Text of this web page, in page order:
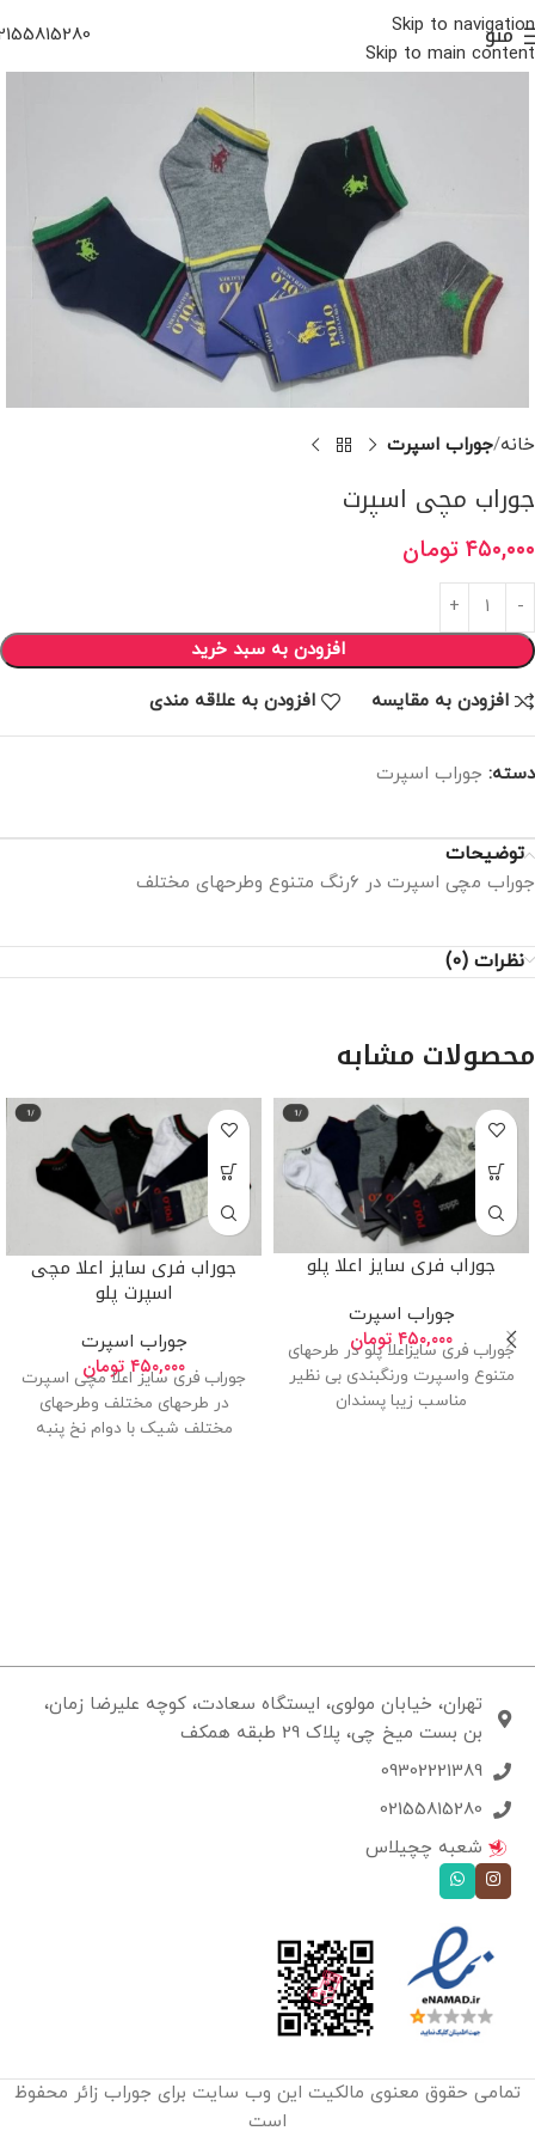
Skip to navigation
Skip to main content
منو
خانه جوراب اسپرت
جوراب مچی اسپرت
۴۵۰,۰۰۰ تومان
افزودن به سبد خرید
افزودن به مقایسه افزودن به علاقه مندی
دسته: جوراب اسپرت
توضیحات
جوراب مچی اسپرت در ۶رنگ متنوع وطرحهای مختلف
نظرات (0)
محصولات مشابه
جوراب فری سایز اعلا پلو
جوراب اسپرت
۴۵۰,۰۰۰ تومان
جوراب فری سایزاعلا پلو در طرحهای
متنوع واسپرت ورنگبندی بی نظیر
مناسب زیبا پسندان
جوراب فری سایز اعلا مچی
اسپرت پلو
جوراب اسپرت
۴۵۰,۰۰۰ تومان
جوراب فری سایز اعلا مچی اسپرت
در طرحهای مختلف وطرحهای
مختلف شیک با دوام نخ پنبه
تهران، خیابان مولوی، ایستگاه سعادت، کوچه علیرضا زمان،
بن بست میخ چی، پلاک 29 طبقه همکف
09302221389
02155815280
شعبه چچیلاس
تمامی حقوق معنوی مالکیت این وب‌ سایت برای جوراب زائر محفوظ
است